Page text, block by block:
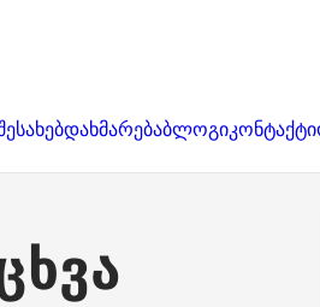
დახმარებაბლოგიკონტაქტი